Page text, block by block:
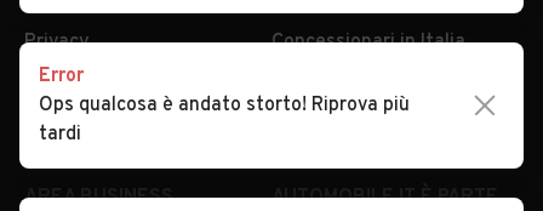
Privacy
Impostazioni Privacy
Security
Concessionari in Italia
Valutazione auto
AREA BUSINESS
AUTOMOBILE.IT È PARTE
Error
Ops qualcosa è andato storto! Riprova più
tardi